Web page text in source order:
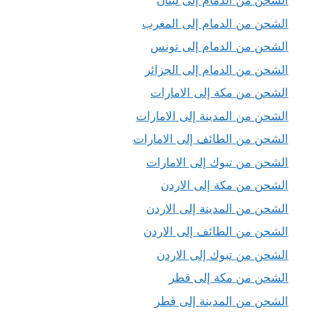
الشحن من الدمام إلى المغرب
الشحن من الدمام إلى تونس
الشحن من الدمام إلى الجزائر
الشحن من مكة إلى الامارات
الشحن من المدينة إلى الامارات
الشحن من الطائف إلى الامارات
الشحن من تبوك إلى الامارات
الشحن من مكة إلى الاردن
الشحن من المدينة إلى الاردن
الشحن من الطائف إلى الاردن
الشحن من تبوك إلى الاردن
الشحن من مكة إلى قطر
الشحن من المدينة إلى قطر